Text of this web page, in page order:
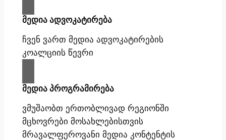
მედია ადვოკატირება
ჩვენ ვართ მედია ადვოკატირების
კოალციის წევრი
მედია პროგრამირება
ვმუშაობთ ერთობლივად რეგიონში
მცხოვრები მოსახლებისთვის
მრავალფეროვანი მედია კონტენტის